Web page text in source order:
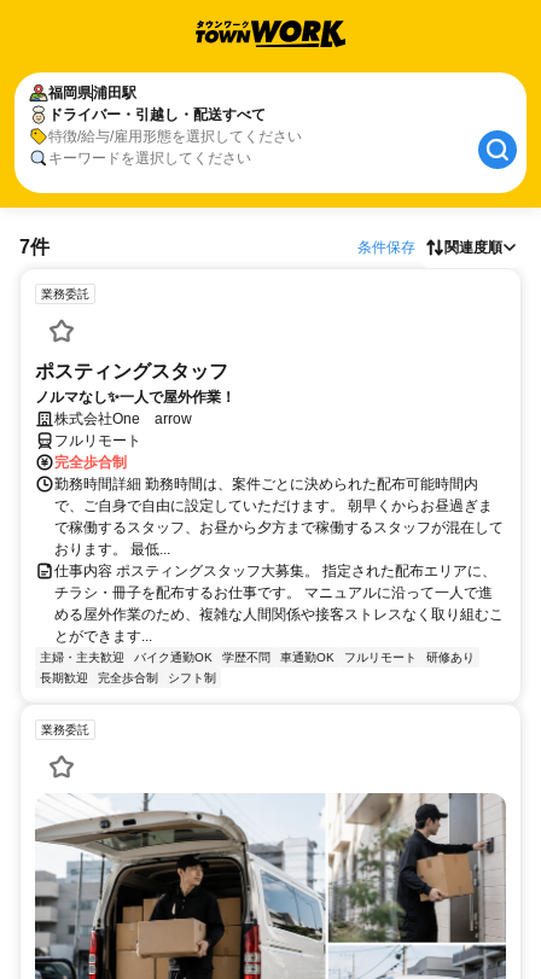
福岡県浦田駅
ドライバー・引越し・配送すべて
特徴/給与/雇用形態を選択してください
キーワードを選択してください
7件 条件保存 関連度順
業務委託
ポスティングスタッフ
ノルマなし✨一人で屋外作業！
株式会社One arrow
フルリモート
完全歩合制
勤務時間詳細 勤務時間は、案件ごとに決められた配布可能時間内
で、ご自身で自由に設定していただけます。 朝早くからお昼過ぎま
で稼働するスタッフ、お昼から夕方まで稼働するスタッフが混在して
おります。 最低...
仕事内容 ポスティングスタッフ大募集。 指定された配布エリアに、
チラシ・冊子を配布するお仕事です。 マニュアルに沿って一人で進
める屋外作業のため、複雑な人間関係や接客ストレスなく取り組むこ
とができます...
主婦・主夫歓迎 バイク通勤OK 学歴不問 車通勤OK フルリモート
研修あり
長期歓迎
完全歩合制 シフト制
業務委託